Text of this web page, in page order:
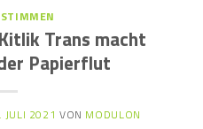
Trans macht
Papierflut
JULI 2021 VON MODULON